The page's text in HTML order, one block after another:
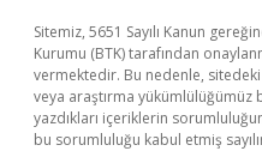
Sitemiz, 5651 Sayılı Kanun
Kurumu (BTK) tarafından
vermektedir. Bu nedenle,
veya araştırma yükümlülüğümüz
yazdıkları içeriklerin
bu sorumluluğu kabul etmiş